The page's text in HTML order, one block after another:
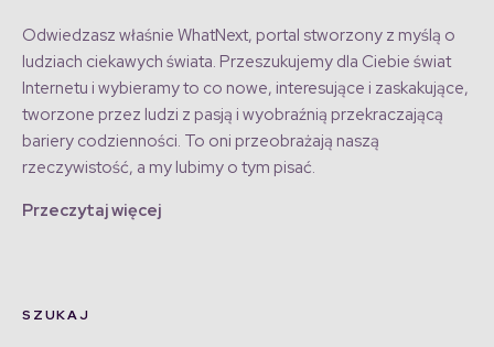
Odwiedzasz właśnie WhatNext, portal stworzony z myślą o
ludziach ciekawych świata. Przeszukujemy dla Ciebie świat
Internetu i wybieramy to co nowe, interesujące i zaskakujące,
tworzone przez ludzi z pasją i wyobraźnią przekraczającą
bariery codzienności. To oni przeobrażają naszą
rzeczywistość, a my lubimy o tym pisać.
Przeczytaj więcej
SZUKAJ